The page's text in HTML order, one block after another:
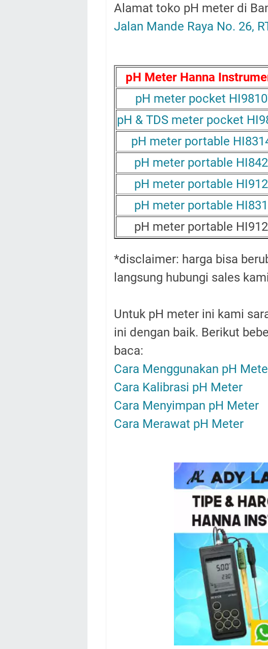
Alamat toko pH meter di
Jalan Mande Raya No. 26,
pH Meter Hanna
pH meter pocket
pH & TDS meter pocket
pH meter portable
pH meter portable
pH meter portable
pH meter portable
pH meter portable
*disclaimer: harga bisa
langsung hubungi sales
Untuk pH meter ini kami
ini dengan baik. Berikut
baca:
Cara Menggunakan pH
Cara Kalibrasi pH Meter
Cara Menyimpan pH Meter
Cara Merawat pH Meter